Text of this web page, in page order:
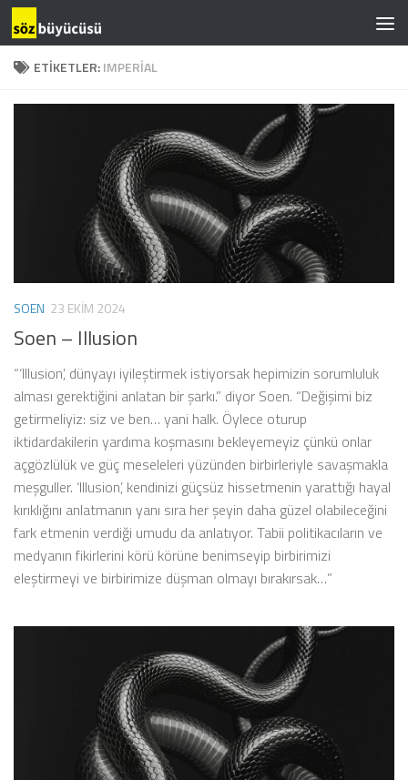
ETIKETLER:IMPERIAL
SOEN 23 EKIM 2024
Soen – Illusion
“‘Illusion’, dünyayı iyileştirmek istiyorsak hepimizin sorumluluk
alması gerektiğini anlatan bir şarkı.” diyor Soen. “Değişimi biz
getirmeliyiz: siz ve ben… yani halk. Öylece oturup
iktidardakilerin yardıma koşmasını bekleyemeyiz çünkü onlar
açgözlülük ve güç meseleleri yüzünden birbirleriyle savaşmakla
meşguller. ‘Illusion’, kendinizi güçsüz hissetmenin yarattığı hayal
kırıklığını anlatmanın yanı sıra her şeyin daha güzel olabileceğini
fark etmenin verdiği umudu da anlatıyor. Tabii politikacıların ve
medyanın fikirlerini körü körüne benimseyip birbirimizi
eleştirmeyi ve birbirimize düşman olmayı bırakırsak…”